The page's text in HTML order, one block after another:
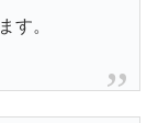
す。